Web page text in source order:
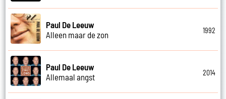
Paul De Leeuw
Alleen maar de zon
1992
Paul De Leeuw
Allemaal angst
2014